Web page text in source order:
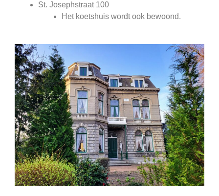
St. Josephstraat 100
Het koetshuis wordt ook bewoond.